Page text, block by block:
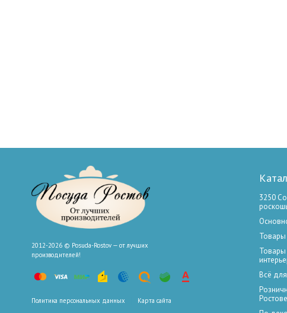
2012-2026 © Posuda-Rostov — от лучших
производителей!
Политика персональных данных Карта сайта
3250
Товары
Всё
Ростове